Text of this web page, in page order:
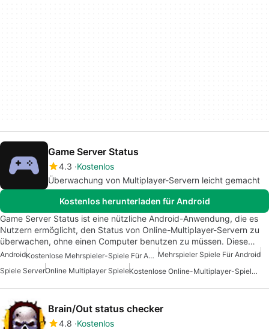
Game Server Status
4.3 Kostenlos
Überwachung von Multiplayer-Servern leicht gemacht
Kostenlos herunterladen für Android
Game Server Status ist eine nützliche Android-Anwendung, die es
Nutzern ermöglicht, den Status von Online-Multiplayer-Servern zu
überwachen, ohne einen Computer benutzen zu müssen. Diese…
Android Kostenlose Mehrspieler-Spiele Für Android Mehrspieler Spiele Für Android
Spiele ServerOnline Multiplayer Spiele Kostenlose Online-Multiplayer-Spiele Für Android
Brain/Out status checker
4.8 Kostenlos